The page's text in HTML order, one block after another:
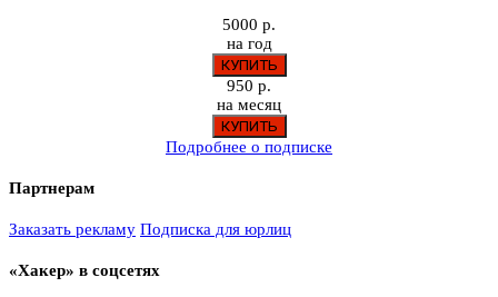
5000 р.
на год
950 р.
на месяц
Подробнее о подписке
Партнерам
Заказать рекламу Подписка для юрлиц
«Хакер» в соцсетях